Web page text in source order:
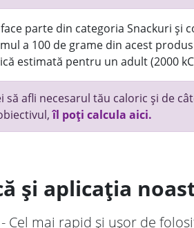
parte din categoria Snackuri și
a 100 de grame din acest
estimată pentru un adult (2000
să afli necesarul tău caloric și de
îl poți calcula aici.
și aplicația
- Cel mai rapid și ușor de